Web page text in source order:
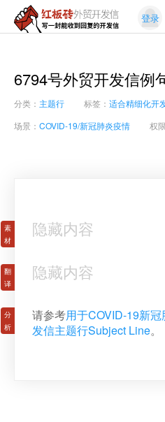
红
外
贸
开
发
信
封
能
收
到
登录
6794号外贸开发信例
分类： 主题行 标签： 适合精细化开
场景： COVID-19/新冠肺炎疫情 权
隐藏内容
隐藏内容
请参考用于COVID-19新
发信主题行Subject Line。